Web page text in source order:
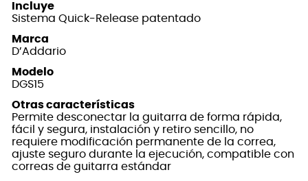
Incluye
Sistema Quick-Release patentado
Marca
D’Addario
Modelo
DGS15
Otras características
Permite desconectar la guitarra de forma rápida,
fácil y segura, instalación y retiro sencillo, no
requiere modificación permanente de la correa,
ajuste seguro durante la ejecución, compatible con
correas de guitarra estándar